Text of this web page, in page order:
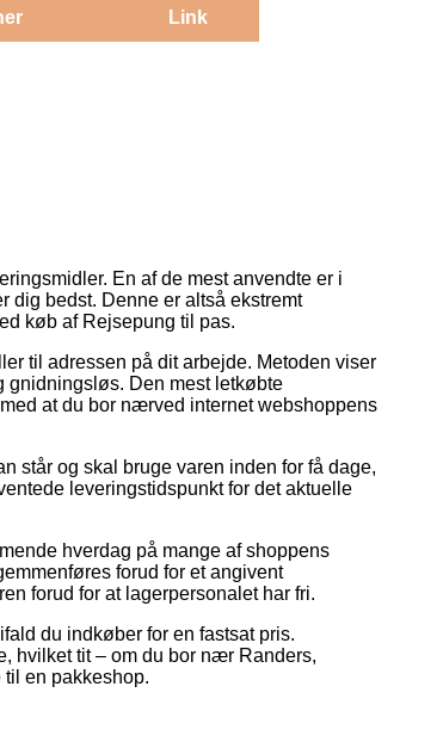
Link
En af de mest anvendte er i
dig bedst. Denne er altså ekstremt
køb af Rejsepung til pas.
til adressen på dit arbejde. Metoden viser
gnidningsløs. Den mest letkøbte
at du bor nærved internet webshoppens
står og skal bruge varen inden for få dage,
leveringstidspunkt for det aktuelle
hverdag på mange af shoppens
forud for et angivent
forud for at lagerpersonalet har fri.
du indkøber for en fastsat pris.
hvilket tit – om du bor nær Randers,
en pakkeshop.